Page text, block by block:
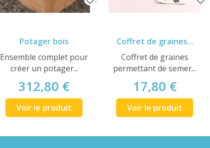
Potager bois
Ensemble complet pour
créer un potager...
312,80 €
Voir le produit
Coffret de graines...
Coffret de graines
permettant de semer...
17,80 €
Voir le produit